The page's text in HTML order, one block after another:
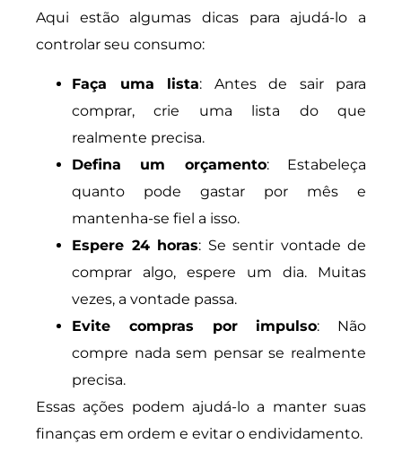
Aqui estão algumas dicas para ajudá-lo a
controlar seu consumo:
Faça uma lista: Antes de sair para
comprar, crie uma lista do que
realmente precisa.
Defina um orçamento: Estabeleça
quanto pode gastar por mês e
mantenha-se fiel a isso.
Espere 24 horas: Se sentir vontade de
comprar algo, espere um dia. Muitas
vezes, a vontade passa.
Evite compras por impulso: Não
compre nada sem pensar se realmente
precisa.
Essas ações podem ajudá-lo a manter suas
finanças em ordem e evitar o endividamento.